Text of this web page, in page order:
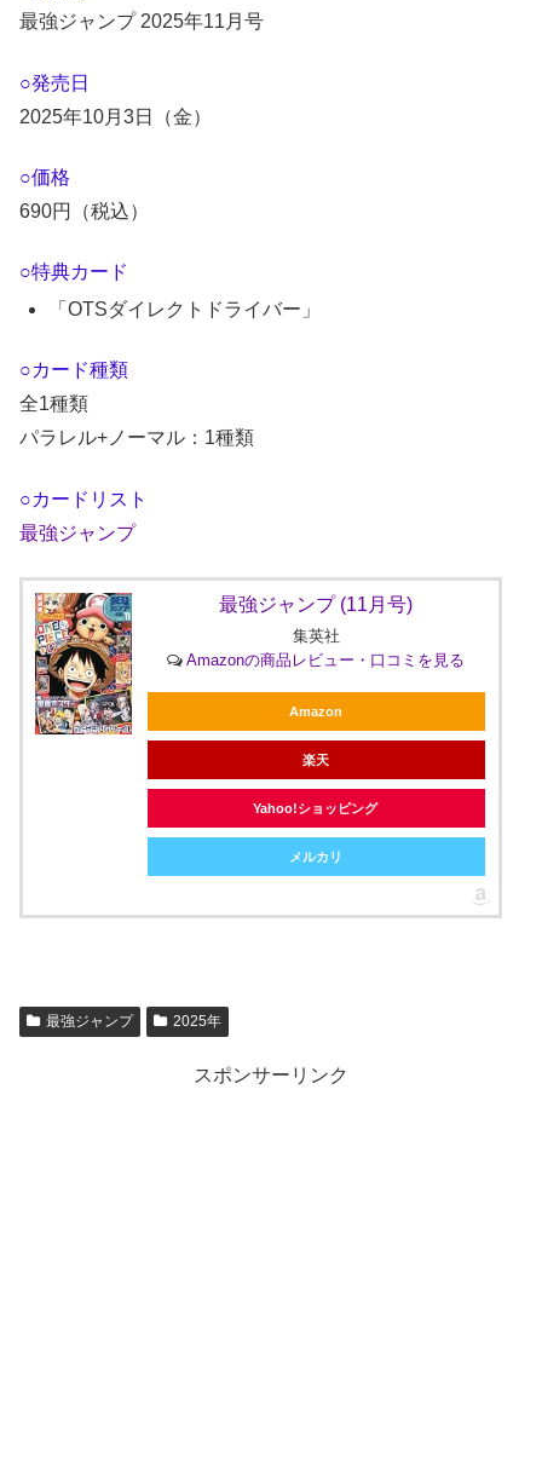
最強ジャンプ 2025年11月号
○発売日
2025年10月3日（金）
○価格
690円（税込）
○特典カード
「OTSダイレクトドライバー」
○カード種類
全1種類
パラレル+ノーマル：1種類
○カードリスト
最強ジャンプ
最強ジャンプ (11月号)
集英社
Amazonの商品レビュー・口コミを見る
Amazon
楽天
Yahoo!ショッピング
メルカリ
最強ジャンプ 2025年
スポンサーリンク